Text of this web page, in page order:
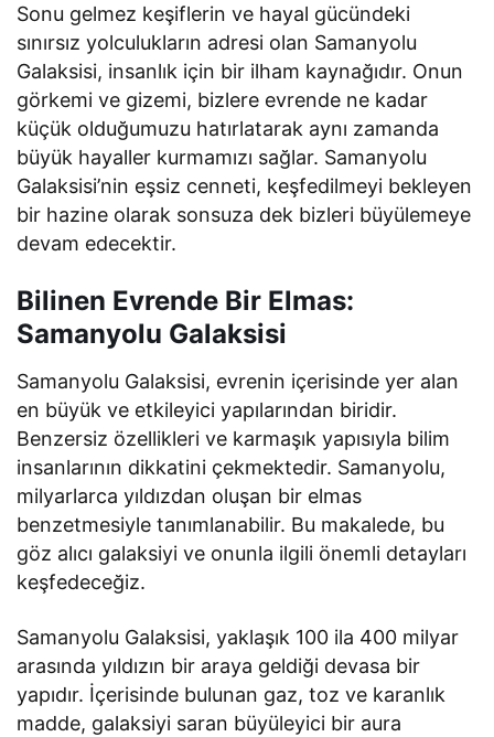
Sonu gelmez keşiflerin ve hayal gücündeki
sınırsız yolculukların adresi olan Samanyolu
Galaksisi, insanlık için bir ilham kaynağıdır. Onun
görkemi ve gizemi, bizlere evrende ne kadar
küçük olduğumuzu hatırlatarak aynı zamanda
büyük hayaller kurmamızı sağlar. Samanyolu
Galaksisi’nin eşsiz cenneti, keşfedilmeyi bekleyen
bir hazine olarak sonsuza dek bizleri büyülemeye
devam edecektir.
Bilinen Evrende Bir Elmas:
Samanyolu Galaksisi
Samanyolu Galaksisi, evrenin içerisinde yer alan
en büyük ve etkileyici yapılarından biridir.
Benzersiz özellikleri ve karmaşık yapısıyla bilim
insanlarının dikkatini çekmektedir. Samanyolu,
milyarlarca yıldızdan oluşan bir elmas
benzetmesiyle tanımlanabilir. Bu makalede, bu
göz alıcı galaksiyi ve onunla ilgili önemli detayları
keşfedeceğiz.
Samanyolu Galaksisi, yaklaşık 100 ila 400 milyar
arasında yıldızın bir araya geldiği devasa bir
yapıdır. İçerisinde bulunan gaz, toz ve karanlık
madde, galaksiyi saran büyüleyici bir aura